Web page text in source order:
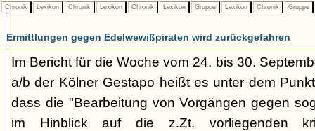
Chronik Lexikon Chronik Lexikon Chronik Lexikon Gruppe Lexikon Chronik Gruppe
Ermittlungen gegen Edelwewißpiraten wird zurückgefahren
Im Bericht für die Woche vom 24. bis 30.
a/b der Kölner Gestapo heißt es unter dem
dass die "Bearbeitung von Vorgängen gegen
im Hinblick auf die z.Zt. vorliegenden